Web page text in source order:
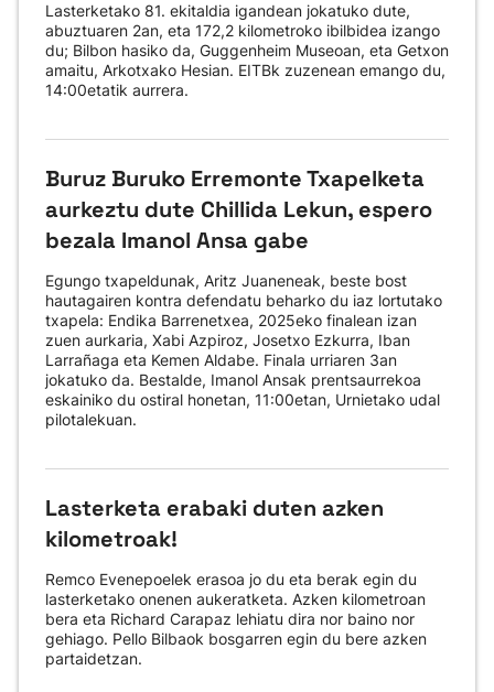
Lasterketako 81. ekitaldia igandean jokatuko dute,
abuztuaren 2an, eta 172,2 kilometroko ibilbidea izango
du; Bilbon hasiko da, Guggenheim Museoan, eta Getxon
amaitu, Arkotxako Hesian. EITBk zuzenean emango du,
14:00etatik aurrera.
Buruz Buruko Erremonte Txapelketa
aurkeztu dute Chillida Lekun, espero
bezala Imanol Ansa gabe
Egungo txapeldunak, Aritz Juaneneak, beste bost
hautagairen kontra defendatu beharko du iaz lortutako
txapela: Endika Barrenetxea, 2025eko finalean izan
zuen aurkaria, Xabi Azpiroz, Josetxo Ezkurra, Iban
Larrañaga eta Kemen Aldabe. Finala urriaren 3an
jokatuko da. Bestalde, Imanol Ansak prentsaurrekoa
eskainiko du ostiral honetan, 11:00etan, Urnietako udal
pilotalekuan.
Lasterketa erabaki duten azken
kilometroak!
Remco Evenepoelek erasoa jo du eta berak egin du
lasterketako onenen aukeratketa. Azken kilometroan
bera eta Richard Carapaz lehiatu dira nor baino nor
gehiago. Pello Bilbaok bosgarren egin du bere azken
partaidetzan.